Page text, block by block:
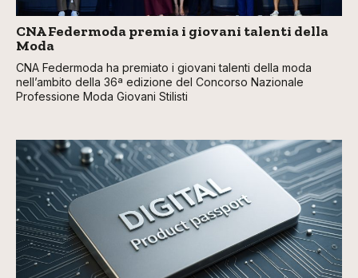
CNA Federmoda premia i giovani talenti della
Moda
CNA Federmoda ha premiato i giovani talenti della moda
nell’ambito della 36ª edizione del Concorso Nazionale
Professione Moda Giovani Stilisti